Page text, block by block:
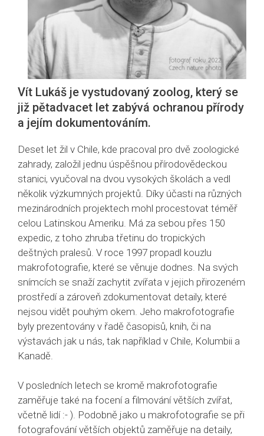
Vít Lukáš je vystudovaný zoolog, který se
již pětadvacet let zabývá ochranou přírody
a jejím dokumentováním.
Deset let žil v Chile, kde pracoval pro dvě zoologické
zahrady, založil jednu úspěšnou přírodovědeckou
stanici, vyučoval na dvou vysokých školách a vedl
několik výzkumných projektů. Díky účasti na různých
mezinárodních projektech mohl procestovat téměř
celou Latinskou Ameriku. Má za sebou přes 150
expedic, z toho zhruba třetinu do tropických
deštných pralesů. V roce 1997 propadl kouzlu
makrofotografie, které se věnuje dodnes. Na svých
snímcích se snaží zachytit zvířata v jejich přirozeném
prostředí a zároveň zdokumentovat detaily, které
nejsou vidět pouhým okem. Jeho makrofotografie
byly prezentovány v řadě časopisů, knih, či na
výstavách jak u nás, tak například v Chile, Kolumbii a
Kanadě.
V posledních letech se kromě makrofotografie
zaměřuje také na focení a filmování větších zvířat,
včetně lidí :- ). Podobně jako u makrofotografie se při
fotografování větších objektů zaměřuje na detaily,